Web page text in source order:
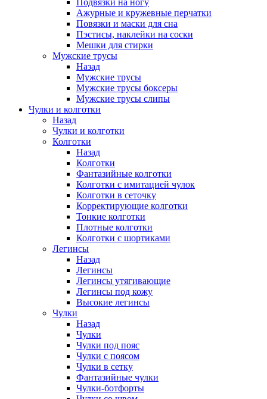
Подвязки на ногу
Ажурные и кружевные перчатки
Повязки и маски для сна
Пэстисы, наклейки на соски
Мешки для стирки
Мужские трусы
Назад
Мужские трусы
Мужские трусы боксеры
Мужские трусы слипы
Чулки и колготки
Назад
Чулки и колготки
Колготки
Назад
Колготки
Фантазийные колготки
Колготки с имитацией чулок
Колготки в сеточку
Корректирующие колготки
Тонкие колготки
Плотные колготки
Колготки с шортиками
Легинсы
Назад
Легинсы
Легинсы утягивающие
Легинсы под кожу
Высокие легинсы
Чулки
Назад
Чулки
Чулки под пояс
Чулки с поясом
Чулки в сетку
Фантазийные чулки
Чулки-ботфорты